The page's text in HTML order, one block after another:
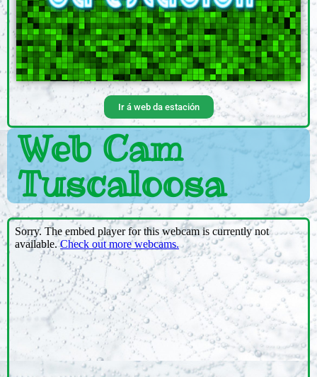
Ir á web da estación
Web Cam
Tuscaloosa